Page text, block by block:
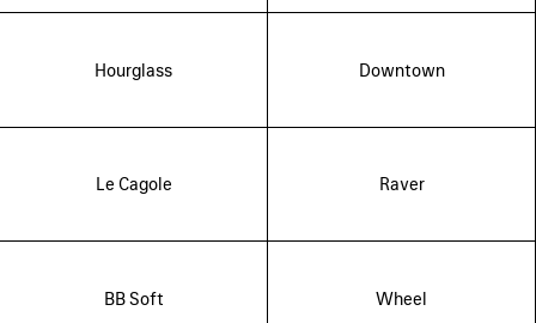
Hourglass Downtown
Le Cagole Raver
BB Soft Wheel